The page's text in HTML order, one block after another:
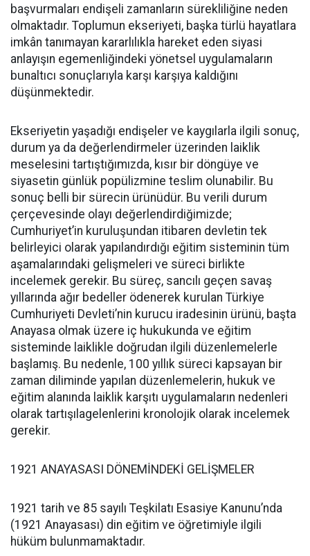
başvurmaları endişeli zamanların sürekliliğine neden
olmaktadır. Toplumun ekseriyeti, başka türlü hayatlara
imkân tanımayan kararlılıkla hareket eden siyasi
anlayışın egemenliğindeki yönetsel uygulamaların
bunaltıcı sonuçlarıyla karşı karşıya kaldığını
düşünmektedir.
Ekseriyetin yaşadığı endişeler ve kaygılarla ilgili sonuç,
durum ya da değerlendirmeler üzerinden laiklik
meselesini tartıştığımızda, kısır bir döngüye ve
siyasetin günlük popülizmine teslim olunabilir. Bu
sonuç belli bir sürecin ürünüdür. Bu verili durum
çerçevesinde olayı değerlendirdiğimizde;
Cumhuriyet’in kuruluşundan itibaren devletin tek
belirleyici olarak yapılandırdığı eğitim sisteminin tüm
aşamalarındaki gelişmeleri ve süreci birlikte
incelemek gerekir. Bu süreç, sancılı geçen savaş
yıllarında ağır bedeller ödenerek kurulan Türkiye
Cumhuriyeti Devleti’nin kurucu iradesinin ürünü, başta
Anayasa olmak üzere iç hukukunda ve eğitim
sisteminde laiklikle doğrudan ilgili düzenlemelerle
başlamış. Bu nedenle, 100 yıllık süreci kapsayan bir
zaman diliminde yapılan düzenlemelerin, hukuk ve
eğitim alanında laiklik karşıtı uygulamaların nedenleri
olarak tartışılagelenlerini kronolojik olarak incelemek
gerekir.
1921 ANAYASASI DÖNEMİNDEKİ GELİŞMELER
1921 tarih ve 85 sayılı Teşkilatı Esasiye Kanunu’nda
(1921 Anayasası) din eğitim ve öğretimiyle ilgili
hüküm bulunmamaktadır.